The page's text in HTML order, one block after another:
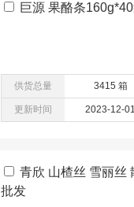
巨源 果酪条
供货总量 3415 箱
更新时间 2023-12-01
青欣 山楂丝 雪丽丝
批发